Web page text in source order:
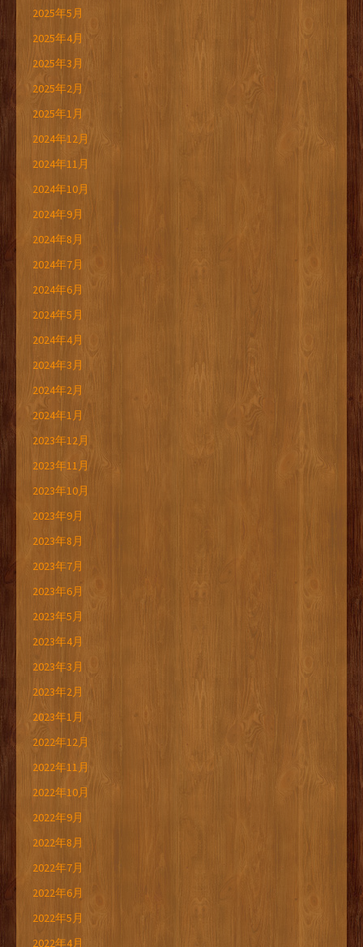
2025年5月
2025年4月
2025年3月
2025年2月
2025年1月
2024年12月
2024年11月
2024年10月
2024年9月
2024年8月
2024年7月
2024年6月
2024年5月
2024年4月
2024年3月
2024年2月
2024年1月
2023年12月
2023年11月
2023年10月
2023年9月
2023年8月
2023年7月
2023年6月
2023年5月
2023年4月
2023年3月
2023年2月
2023年1月
2022年12月
2022年11月
2022年10月
2022年9月
2022年8月
2022年7月
2022年6月
2022年5月
2022年4月